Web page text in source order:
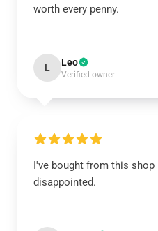
worth every penny.
L Leo
Verified owner
I've bought from this shop
disappointed.